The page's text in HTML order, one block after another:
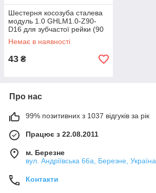
Шестерня косозуба сталева
модуль 1.0 GHLM1.0-Z90-
D16 для зубчастої рейки (90
зубів, діам. 16 мм)
Немає в наявності
43 ₴
Про нас
99% позитивних з 1037 відгуків за рік
Працює з 22.08.2011
м. Березне
вул. Андріївська 66а, Березне, Україна
Контакти